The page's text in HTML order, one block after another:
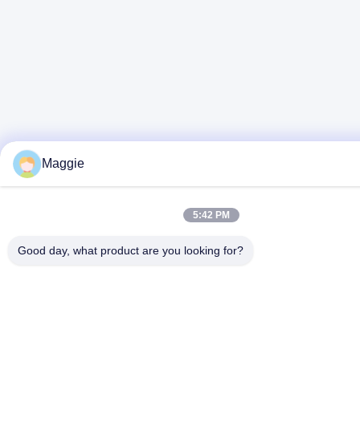
Maggie
5:42 PM
Good day, what product are you looking for?